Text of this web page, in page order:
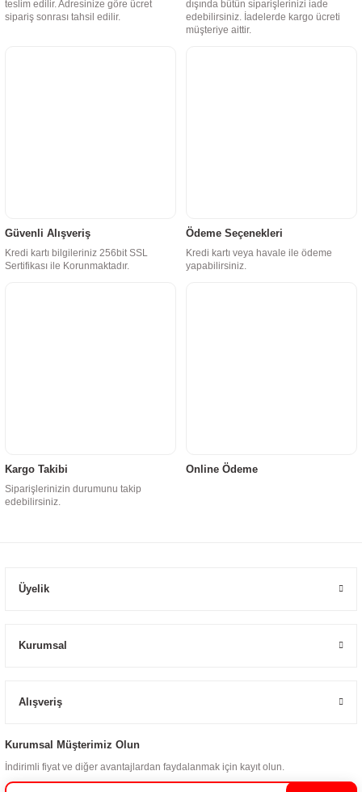
teslim edilir. Adresinize göre ücret
sipariş sonrası tahsil edilir.
dışında bütün siparişlerinizi iade
edebilirsiniz. İadelerde kargo ücreti
müşteriye aittir.
Güvenli Alışveriş
Kredi kartı bilgileriniz 256bit SSL
Sertifikası ile Korunmaktadır.
Ödeme Seçenekleri
Kredi kartı veya havale ile ödeme
yapabilirsiniz.
Kargo Takibi
Siparişlerinizin durumunu takip
edebilirsiniz.
Online Ödeme
Üyelik
Kurumsal
Alışveriş
Kurumsal Müşterimiz Olun
İndirimli fiyat ve diğer avantajlardan faydalanmak için kayıt olun.